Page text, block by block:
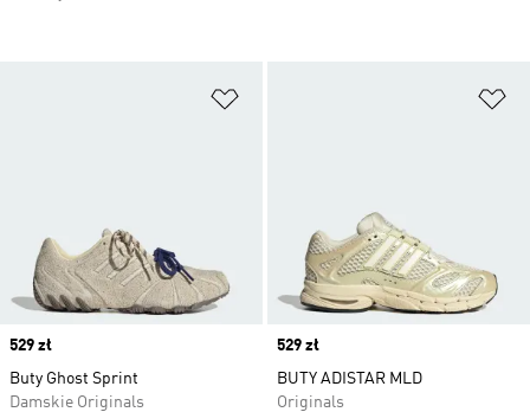
Price
529 zł
Buty Ghost Sprint
Damskie Originals
Price
529 zł
BUTY ADISTAR MLD
Originals